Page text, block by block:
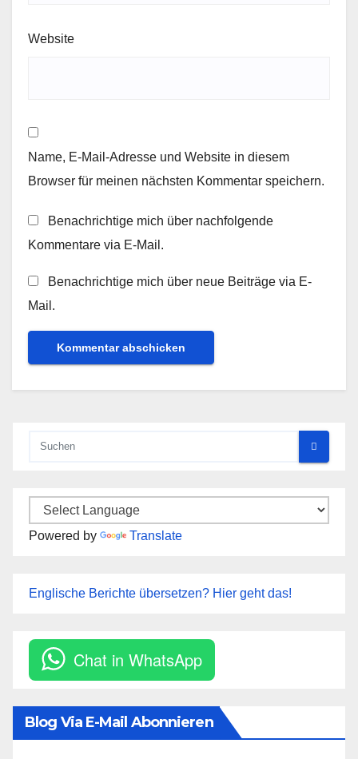
Website
Name, E-Mail-Adresse und Website in diesem
Browser für meinen nächsten Kommentar speichern.
Benachrichtige mich über nachfolgende
Kommentare via E-Mail.
Benachrichtige mich über neue Beiträge via E-
Mail.
Powered by Translate
Englische Berichte übersetzen? Hier geht das!
Chat in WhatsApp
Blog Via E-Mail Abonnieren